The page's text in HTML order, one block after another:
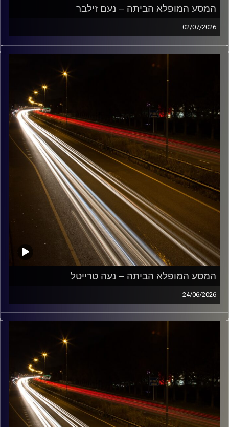
המסע המופלא הביתה – נעם זילבר
02/07/2026
מוזיקה שתלווה אותנו אחרי יום עבודה ארוך ותחזיר אותנו
הביתה בשלום נעם זילבר
קרדיט תמונות:
המסע המופלא הביתה – נעה טרייטל
24/06/2026
מוזיקה שתלווה אותנו אחרי יום עבודה ארוך ותחזיר אותנו
הביתה בשלום עם נועה טרייטל
קרדיט תמונות: